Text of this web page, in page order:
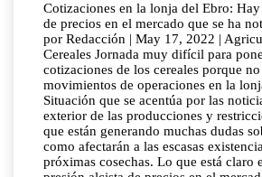
Cotizaciones en la lonja del Ebro:
de precios en el mercado que se ha
por Redacción | May 17, 2022 |
Cereales Jornada muy difícil para
cotizaciones de los cereales porque
movimientos de operaciones en la
Situación que se acentúa por las
exterior de las producciones y
que están generando muchas dudas
como afectarán a las escasas
próximas cosechas. Lo que está claro